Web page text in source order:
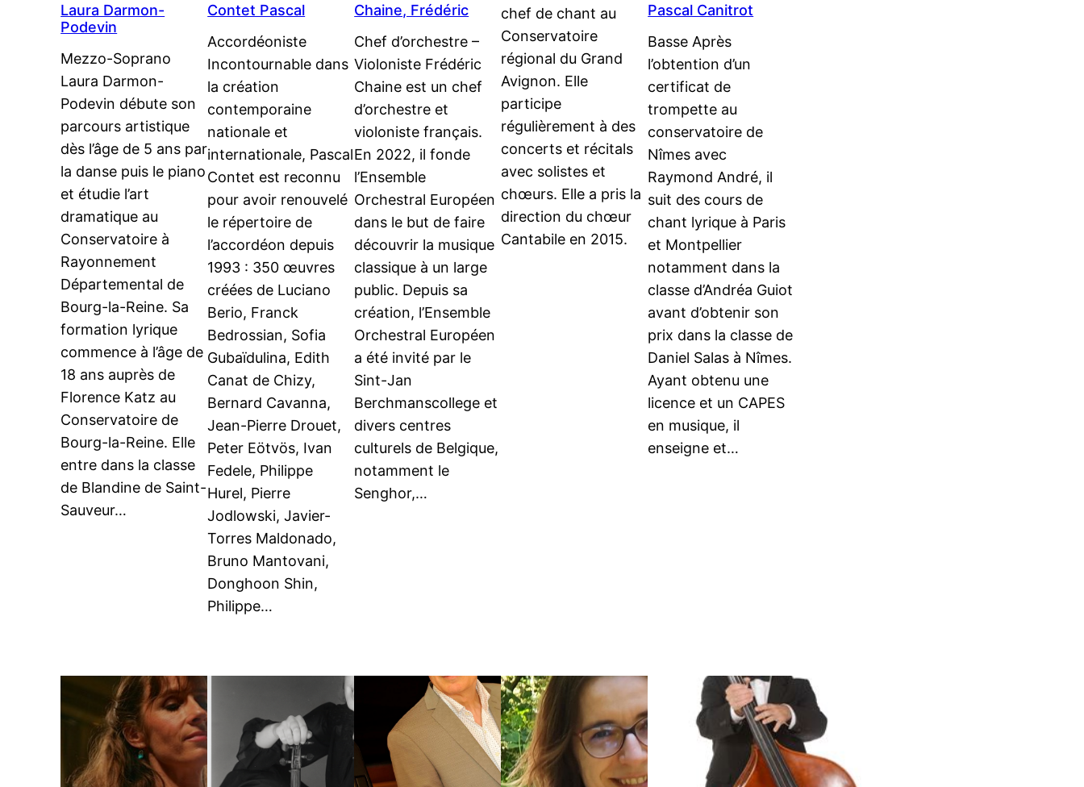
Laura Darmon-
Podevin
Mezzo-Soprano
Laura Darmon-
Podevin débute son
parcours artistique
dès l’âge de 5 ans par
la danse puis le piano
et étudie l’art
dramatique au
Conservatoire à
Rayonnement
Départemental de
Bourg-la-Reine. Sa
formation lyrique
commence à l’âge de
18 ans auprès de
Florence Katz au
Conservatoire de
Bourg-la-Reine. Elle
entre dans la classe
de Blandine de Saint-
Sauveur…
Contet Pascal
Accordéoniste
Incontournable dans
la création
contemporaine
nationale et
internationale, Pascal
Contet est reconnu
pour avoir renouvelé
le répertoire de
l’accordéon depuis
1993 : 350 œuvres
créées de Luciano
Berio, Franck
Bedrossian, Sofia
Gubaïdulina, Edith
Canat de Chizy,
Bernard Cavanna,
Jean-Pierre Drouet,
Peter Eötvös, Ivan
Fedele, Philippe
Hurel, Pierre
Jodlowski, Javier-
Torres Maldonado,
Bruno Mantovani,
Donghoon Shin,
Philippe…
Chaine, Frédéric
Chef d’orchestre –
Violoniste Frédéric
Chaine est un chef
d’orchestre et
violoniste français.
En 2022, il fonde
l’Ensemble
Orchestral Européen
dans le but de faire
découvrir la musique
classique à un large
public. Depuis sa
création, l’Ensemble
Orchestral Européen
a été invité par le
Sint-Jan
Berchmanscollege et
divers centres
culturels de Belgique,
notamment le
Senghor,…
chef de chant au
Conservatoire
régional du Grand
Avignon. Elle
participe
régulièrement à des
concerts et récitals
avec solistes et
chœurs. Elle a pris la
direction du chœur
Cantabile en 2015.
Pascal Canitrot
Basse Après
l’obtention d’un
certificat de
trompette au
conservatoire de
Nîmes avec
Raymond André, il
suit des cours de
chant lyrique à Paris
et Montpellier
notamment dans la
classe d’Andréa Guiot
avant d’obtenir son
prix dans la classe de
Daniel Salas à Nîmes.
Ayant obtenu une
licence et un CAPES
en musique, il
enseigne et…